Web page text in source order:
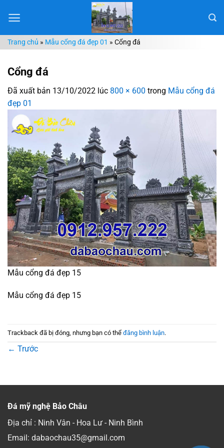
đến
dungTrang chủ » Mẫu cổng đá đẹp 01 » Cổng đá
Cổng đá
Đã xuất bản 13/10/2022 lúc 800 × 600 trong Mẫu cổng đá
đẹp 01
Mẫu cổng đá đẹp 15
Mẫu cổng đá đẹp 15
Trackback đã bị đóng, nhưng bạn có thể đăng bình luận.
← Trước
Đá mỹ nghệ Bảo Châu
Địa chỉ : Ninh Vân - Hoa Lư - Ninh Bình
Email: dabaochau35@gmail.com